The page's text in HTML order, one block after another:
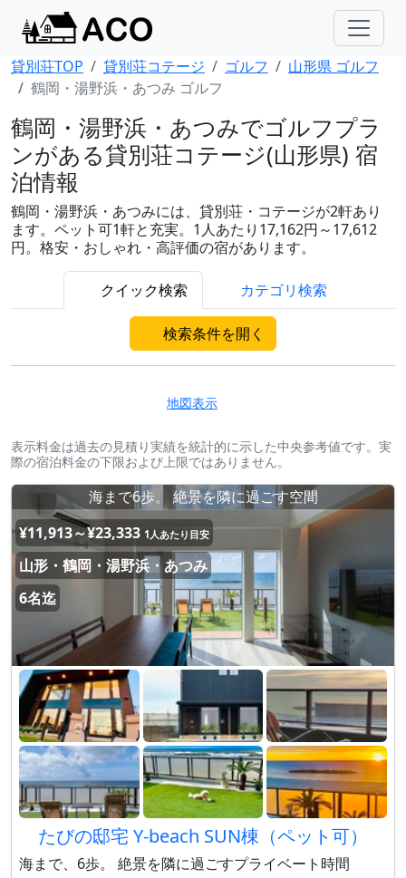
貸別荘TOP 貸別荘コテージ ゴルフ
山形県 ゴルフ
鶴岡・湯野浜・あつみ ゴルフ
鶴岡・湯野浜・あつみでゴルフプラ
ンがある貸別荘コテージ(山形県) 宿
泊情報
鶴岡・湯野浜・あつみには、貸別荘・コテージが2軒あり
ます。ペット可1軒と充実。1人あたり17,162円～17,612
円。格安・おしゃれ・高評価の宿があります。
クイック検索 カテゴリ検索
検索条件を開く
地図表示
表示料金は過去の見積り実績を統計的に示した中央参考値です。実
際の宿泊料金の下限および上限ではありません。
海まで6歩。 絶景を隣に過ごす空間
¥11,913～¥23,333 1人あたり目安
山形・鶴岡・湯野浜・あつみ
6名迄
たびの邸宅 Y-beach SUN棟（ペット可）
海まで、6歩。 絶景を隣に過ごすプライベート時間